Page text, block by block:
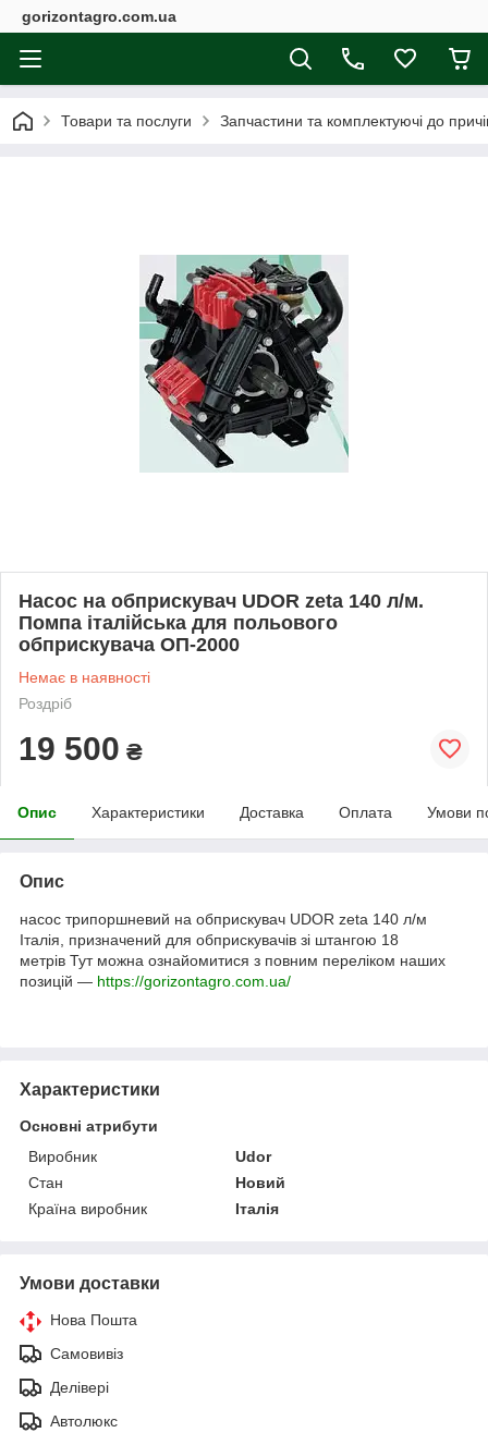
gorizontagro.com.ua
Товари та послуги Запчастини та комплектуючі до
Насос на обприскувач UDOR zeta 140 л/м.
Помпа італійська для польового
обприскувача ОП-2000
Немає в наявності
Роздріб
19 500 ₴
Опис Характеристики Доставка Оплата Умови
Опис
насос трипоршневий на обприскувач UDOR zeta 140 л/м
Італія, призначений для обприскувачів зі штангою 18
метрів Тут можна ознайомитися з повним переліком наших
позицій — https://gorizontagro.com.ua/
Характеристики
Основні атрибути
Виробник
Udor
Стан
Новий
Країна виробник
Італія
Умови доставки
Нова Пошта
Самовивіз
Делівері
Автолюкс